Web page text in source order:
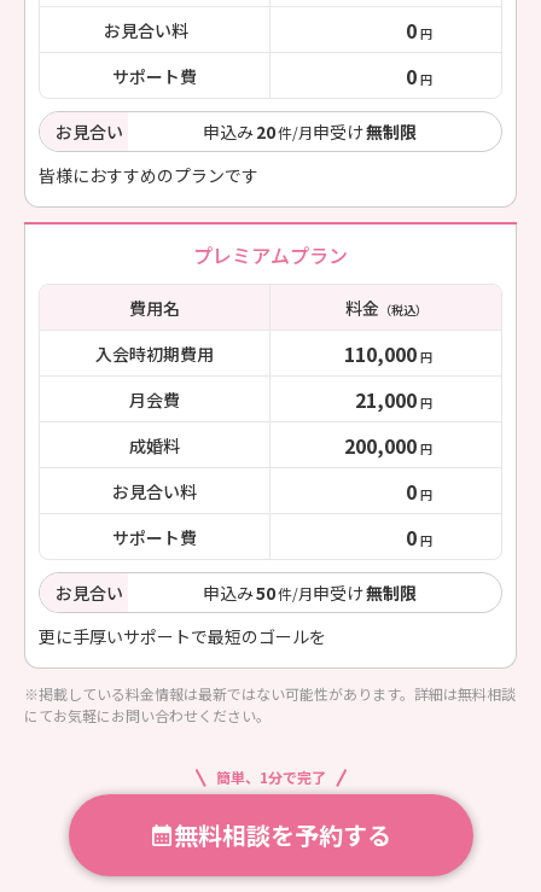
お見合い料 0 円
サポート費 0 円
お見合い 申込み20件/月申受け無制限
皆様におすすめのプランです
プレミアムプラン
費用名 料金（税込）
入会時初期費用 110,000 円
月会費 21,000 円
成婚料 200,000 円
お見合い料 0 円
サポート費 0 円
お見合い 申込み50件/月申受け無制限
更に手厚いサポートで最短のゴールを
※掲載している料金情報は最新ではない可能性があります。詳細は無料相談
にてお気軽にお問い合わせください。
簡単、1分で完了
無料相談を予約する